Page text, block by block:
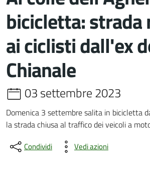
bicicletta: strada
ai ciclisti dall'ex
Chianale
03 settembre 2023
Domenica 3 settembre salita in bicicletta
la strada chiusa al traffico dei veicoli a
Condividi Vedi azioni